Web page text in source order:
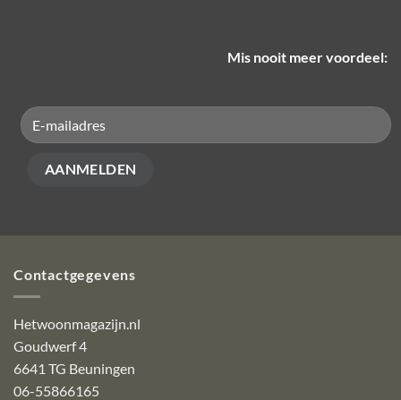
Mis nooit meer voordeel:
Contactgegevens
Hetwoonmagazijn.nl
Goudwerf 4
6641 TG Beuningen
06-55866165